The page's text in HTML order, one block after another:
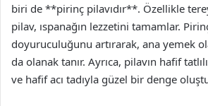
biri de **pirinç pilavıdır**. Özellikle
pilav, ıspanağın lezzetini tamamlar.
doyuruculuğunu artırarak, ana yemek
da olanak tanır. Ayrıca, pilavın hafif
ve hafif acı tadıyla güzel bir denge